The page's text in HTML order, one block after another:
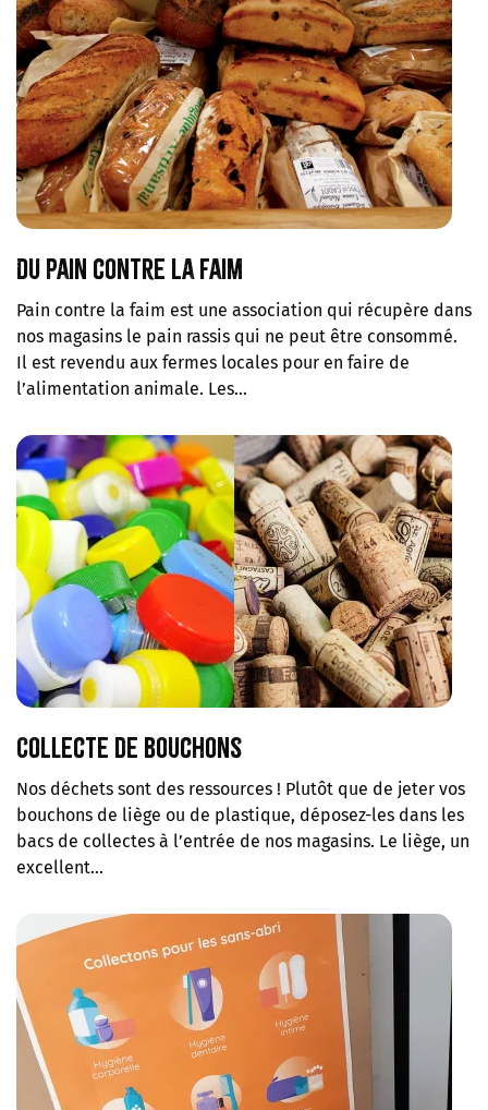
Du pain contre la faim
Pain contre la faim est une association qui récupère dans
nos magasins le pain rassis qui ne peut être consommé.
Il est revendu aux fermes locales pour en faire de
l’alimentation animale. Les…
Collecte de bouchons
Nos déchets sont des ressources ! Plutôt que de jeter vos
bouchons de liège ou de plastique, déposez-les dans les
bacs de collectes à l’entrée de nos magasins. Le liège, un
excellent…